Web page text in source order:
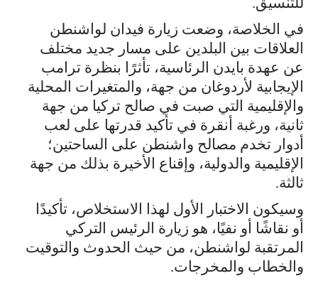
في الخلاصة، وضعت زيارة فيدان لواشنطن
العلاقات بين البلدين على مسار جديد مختلف
عن عهدة بايدن الرئاسية، تأثرًا بنظرة ترامب
الإيجابية لأردوغان من جهة، والمتغيرات المحلية
والإقليمية التي صبت في صالح تركيا من جهة
ثانية، ورغبة أنقرة في تأكيد قدرتها على لعب
أدوار تخدم مصالح واشنطن على الساحتين؛
الإقليمية والدولية، وإقناع الأخيرة بذلك من جهة
ثالثة.
وسيكون الاختبار الأول لهذا الاستخلاص، تأكيدًا
أو نقاشًا أو نفيًا، هو زيارة الرئيس التركي
المرتقبة لواشنطن، من حيث الحدوث والتوقيت
والخطاب والمخرجات.